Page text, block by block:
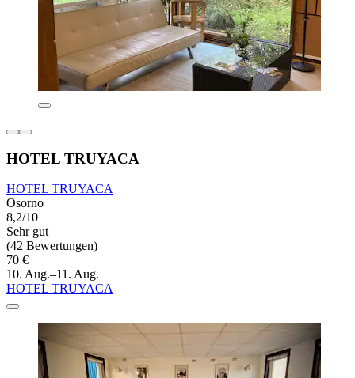
HOTEL TRUYACA
HOTEL TRUYACA
Osorno
8,2/10
Sehr gut
(42 Bewertungen)
70 €
10. Aug.–11. Aug.
HOTEL TRUYACA